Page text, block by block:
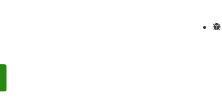
Elementor Wordpress Theme WordPress Theme số